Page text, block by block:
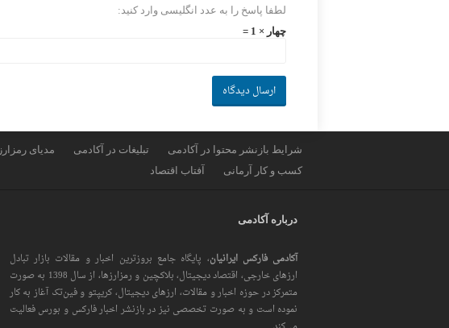
لطفا پاسخ را به عدد انگلیسی وارد کنید:
چهار × 1 =
شرایط بازنشر محتوا در آکادمی تبلیغات در آکادمی
مدیای رمزارز
کسب و کار آرمانی
آفتاب اقتصاد
درباره آکادمی
آکادمی فارکس ایرانیان، پایگاه جامع بروزترین اخبار و مقالات بازار تبادل
ارزهای خارجی، اقتصاد دیجیتال، بلاکچین و رمزارزها، از سال 1398 به صورت
متمرکز در حوزه اخبار و مقالات، ارزهای‌ دیجیتال، کریپتو و فین‌تک آغاز به کار
نموده است و به صورت تخصصی نیز در بازنشر اخبار فارکس و بورس فعالیت